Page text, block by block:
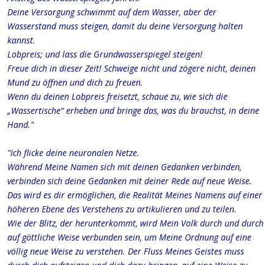
Deine Versorgung schwimmt auf dem Wasser, aber der
Wasserstand muss steigen, damit du deine Versorgung halten
kannst.
Lobpreis; und lass die Grundwasserspiegel steigen!
Freue dich in dieser Zeit! Schweige nicht und zögere nicht, deinen
Mund zu öffnen und dich zu freuen.
Wenn du deinen Lobpreis freisetzt, schaue zu, wie sich die
„Wassertische“ erheben und bringe das, was du brauchst, in deine
Hand."
"Ich flicke deine neuronalen Netze.
Während Meine Namen sich mit deinen Gedanken verbinden,
verbinden sich deine Gedanken mit deiner Rede auf neue Weise.
Das wird es dir ermöglichen, die Realität Meines Namens auf einer
höheren Ebene des Verstehens zu artikulieren und zu teilen.
Wie der Blitz, der herunterkommt, wird Mein Volk durch und durch
auf göttliche Weise verbunden sein, um Meine Ordnung auf eine
völlig neue Weise zu verstehen. Der Fluss Meines Geistes muss